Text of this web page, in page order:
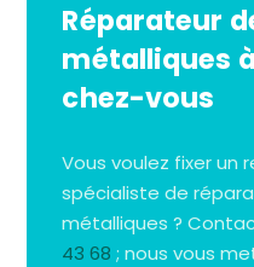
Réparateur
métalliques
chez-vous
Vous voulez fixer un
spécialiste de
métalliques ?
43 68 ; nous vous